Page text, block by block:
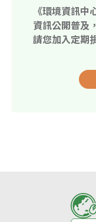
《環境資訊
資訊公開普及
請您加入定期